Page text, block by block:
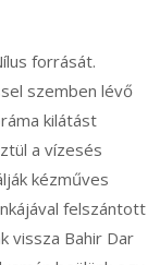
forrását.
szemben lévő
kilátást
a vízesés
kézműves
felszántott
vissza Bahir Dar